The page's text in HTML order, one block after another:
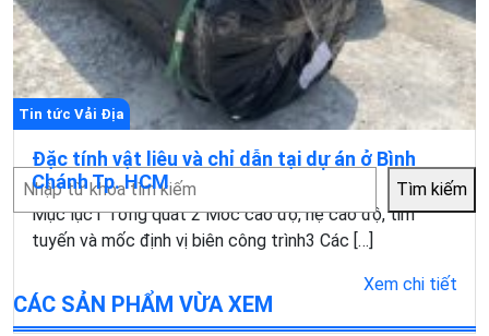
Tin tức Vải Địa
Đặc tính vật liêu và chỉ dẫn tại dự án ở Bình
Chánh Tp. HCM
Mục lục1 Tổng quát 2 Móc cao độ, hệ cao độ, tim
tuyến và mốc định vị biên công trình3 Các […]
Xem chi tiết
Tìm
Tìm kiếm
CÁC SẢN PHẨM VỪA XEM